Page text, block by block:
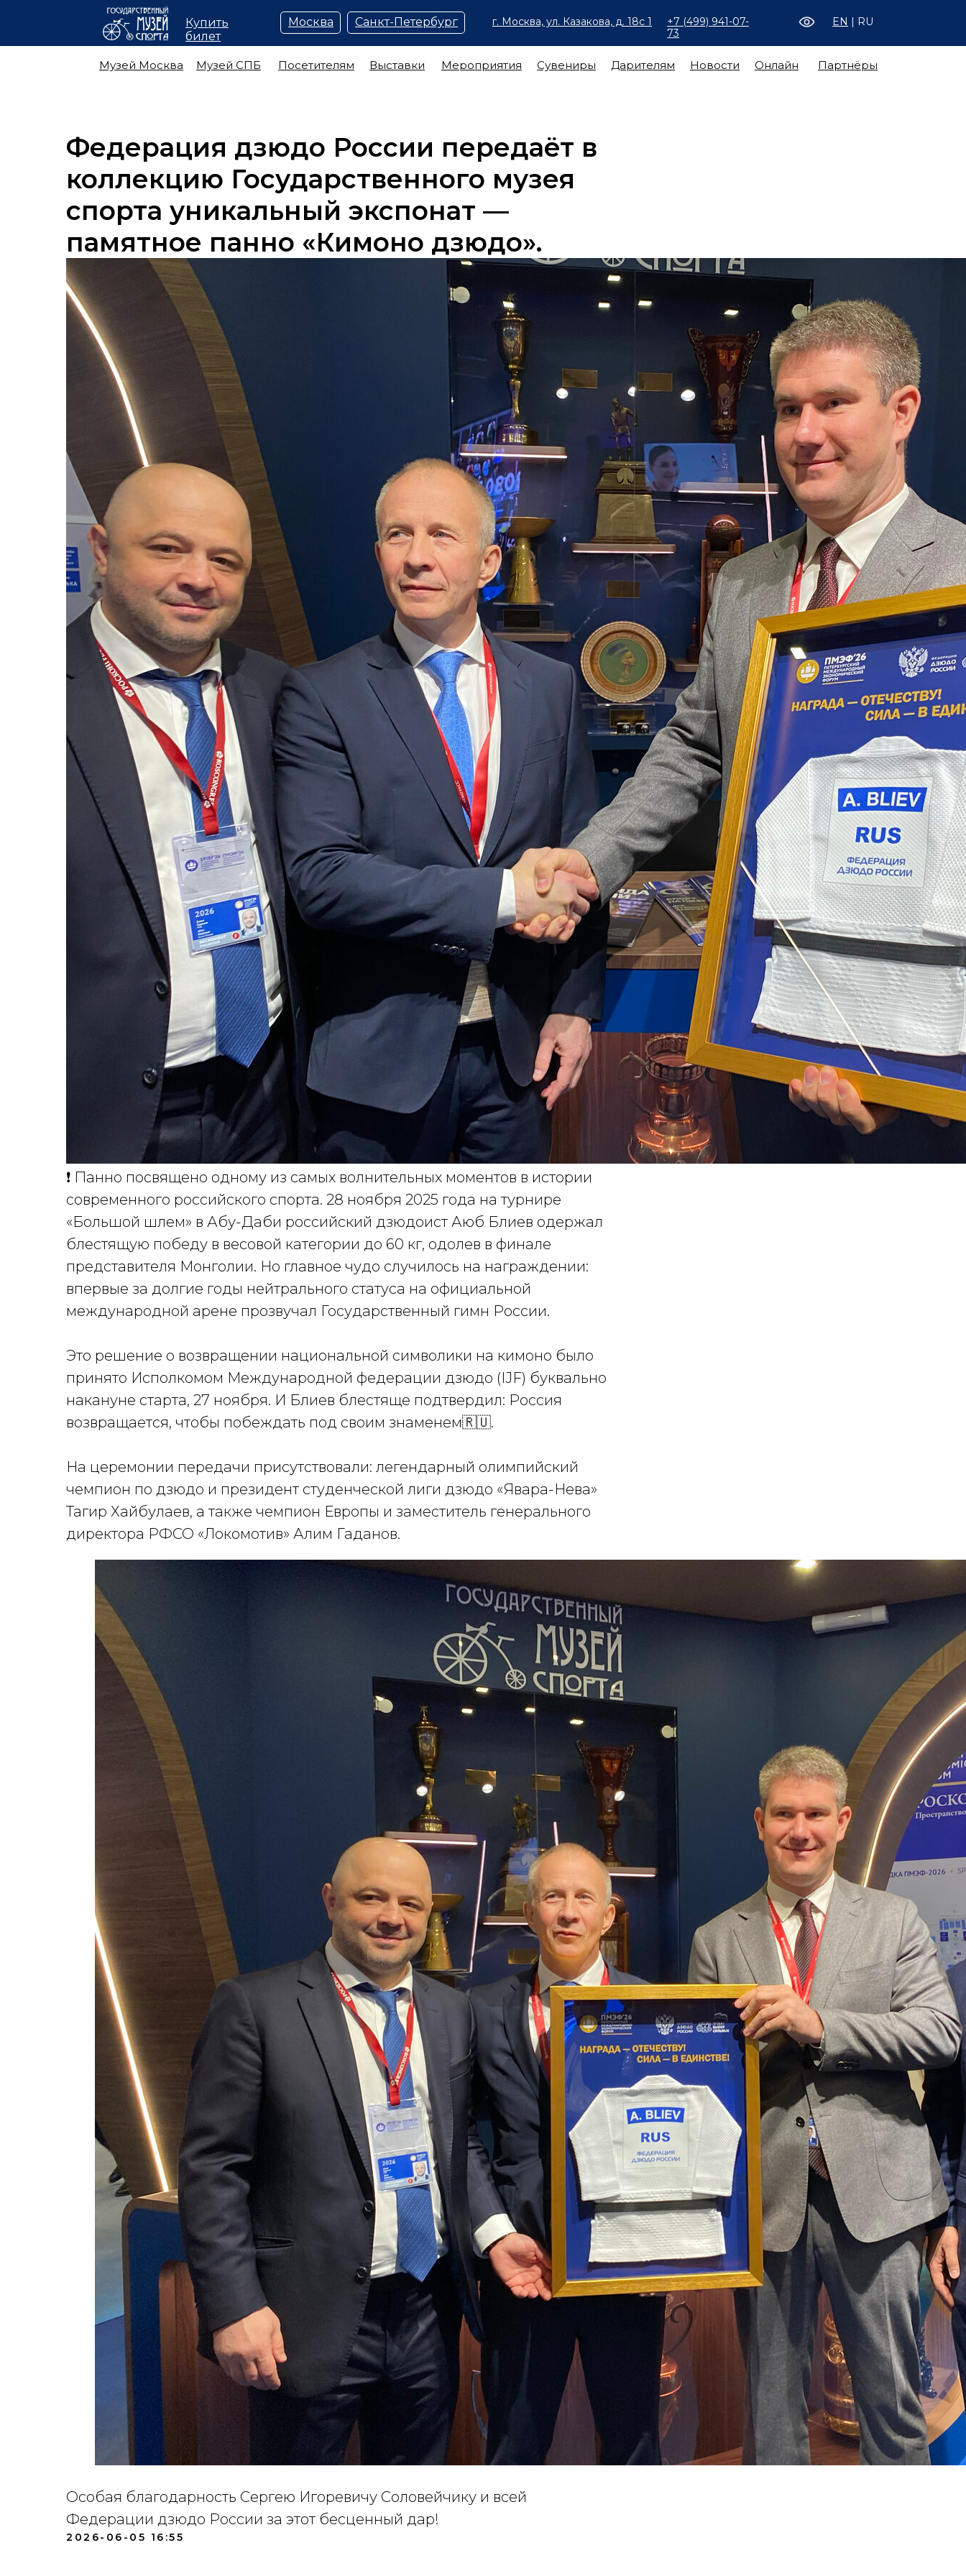
| RU
EN
+7 (499) 941-07-
73
г. Москва, ул. Казакова, д. 18с 1
Музей Москва Музей СПБ Посетителям Выставки Мероприятия Сувениры Новости
Дарителям Онлайн Партнёры
Санкт-Петербург
Москва
Купить
билет
Федерация дзюдо России передаёт в
коллекцию Государственного музея
спорта уникальный экспонат —
памятное панно «Кимоно дзюдо».
❗️ Панно посвящено одному из самых волнительных моментов в истории
современного российского спорта. 28 ноября 2025 года на турнире
«Большой шлем» в Абу-Даби российский дзюдоист Аюб Блиев одержал
блестящую победу в весовой категории до 60 кг, одолев в финале
представителя Монголии. Но главное чудо случилось на награждении:
впервые за долгие годы нейтрального статуса на официальной
международной арене прозвучал Государственный гимн России.
Это решение о возвращении национальной символики на кимоно было
принято Исполкомом Международной федерации дзюдо (IJF) буквально
накануне старта, 27 ноября. И Блиев блестяще подтвердил: Россия
возвращается, чтобы побеждать под своим знаменем🇷🇺.
На церемонии передачи присутствовали: легендарный олимпийский
чемпион по дзюдо и президент студенческой лиги дзюдо «Явара-Нева»
Тагир Хайбулаев, а также чемпион Европы и заместитель генерального
директора РФСО «Локомотив» Алим Гаданов.
Особая благодарность Сергею Игоревичу Соловейчику и всей
Федерации дзюдо России за этот бесценный дар!
2026-06-05 16:55